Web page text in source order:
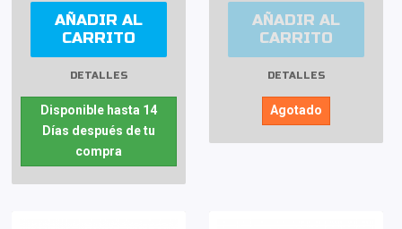
AÑADIR AL
CARRITO
DETALLES
Disponible hasta 14
Días después de tu
compra
AÑADIR AL
CARRITO
DETALLES
Agotado